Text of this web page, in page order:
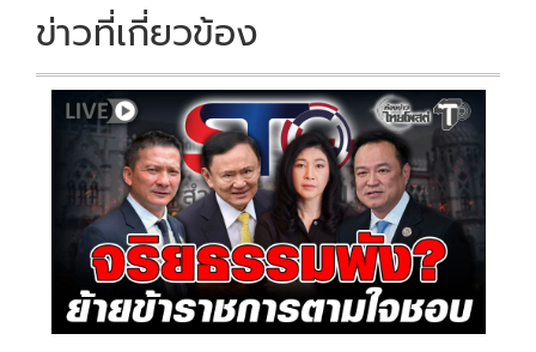
ข่าวที่เกี่ยวข้อง